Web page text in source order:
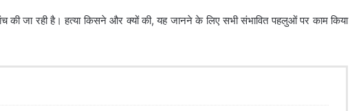
की जा रही है। हत्या किसने और क्यों की, यह जानने के लिए सभी संभावित पहलुओं पर काम किया